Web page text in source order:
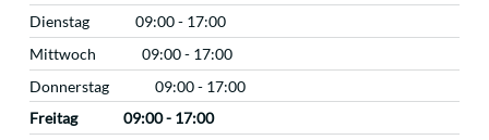
Dienstag
09:00 - 17:00
Mittwoch
09:00 - 17:00
Donnerstag
09:00 - 17:00
Freitag
09:00 - 17:00